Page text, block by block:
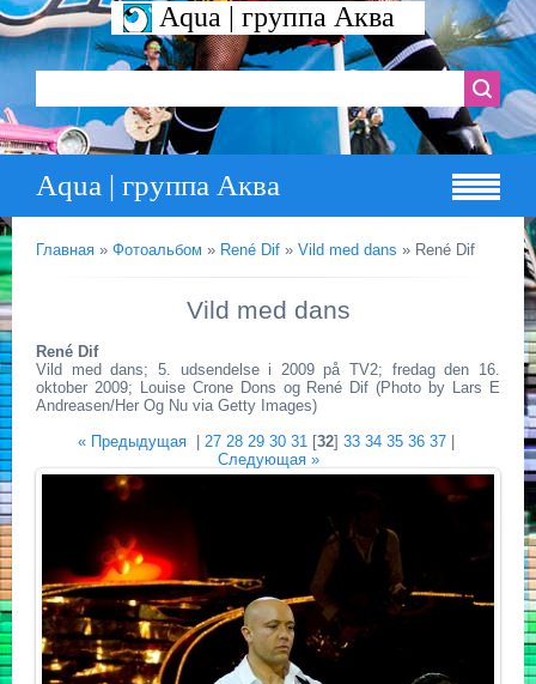
Aqua | группа Аква
Aqua | группа Аква
Главная » Фотоальбом » René Dif » Vild med dans » René Dif
Vild med dans
René Dif
Vild med dans; 5. udsendelse i 2009 på TV2; fredag den 16.
oktober 2009; Louise Crone Dons og René Dif (Photo by Lars E
Andreasen/Her Og Nu via Getty Images)
« Предыдущая| 27 28 29 30 31[32] 33 34 35 36 37|
Следующая »